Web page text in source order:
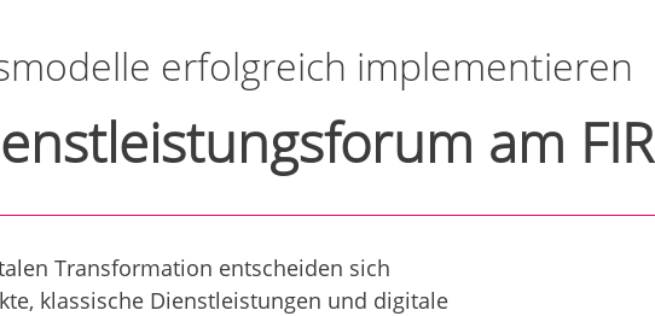
erfolgreich implementieren
am FIR
Transformation entscheiden sich
klassische Dienstleistungen und digitale